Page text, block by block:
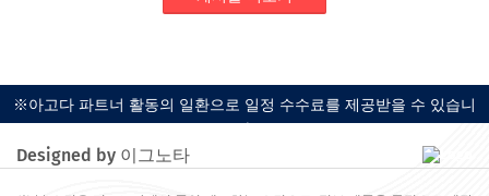
※아고다 파트너 활동의 일환으로 일정 수수료를 제공받을 수 있습니
다.
Designed by 이그노타